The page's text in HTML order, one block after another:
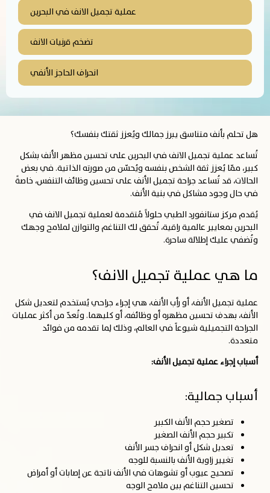
عملية تجميل الانف في البحرين
تضخم قرنيات الانف
انحراف الحاجز الأنفي
هل تحلم بأنف متناسق يبرز جمالك ويُعزز ثقتك بنفسك؟
تُساعد عملية تجميل الانف في البحرين على تحسين مظهر الأنف بشكل
كبير، ممّا يُعزز ثقة الشخص بنفسه ويُحسّن من صورته الذاتية. في بعض
الحالات، قد تُساعد جراحة تجميل الأنف على تحسين وظائف التنفس، خاصةً
في حال وجود مشاكل في بنية الأنف.
يُقدم مركز ستانفورد الطبي حلولاً مُتقدمة لعملية تجميل الانف في
البحرين بمعايير عالمية راقية، تُحقق لك التناغم والتوازن لملامح وجهك
وتُضفي عليك إطلالة ساحرة.
ما هي عملية تجميل الانف؟
عملية تجميل الأنف، أو رأب الأنف، هي إجراء جراحي يُستخدم لتعديل شكل
الأنف، بهدف تحسين مظهره أو وظائفه، أو كليهما. وتُعدّ من أكثر عمليات
الجراحة التجميلية شيوعاً في العالم، وذلك لِما تقدمه من فوائد
متعددة.
أسباب إجراء عملية تجميل الأنف:
أسباب جمالية:
تصغير حجم الأنف الكبير
تكبير حجم الأنف الصغير
تعديل شكل أو انحراف جسر الأنف
تغيير زاوية الأنف بالنسبة للوجه
تصحيح عيوب أو تشوهات في الأنف ناتجة عن إصابات أو أمراض
تحسين التناغم بين ملامح الوجه